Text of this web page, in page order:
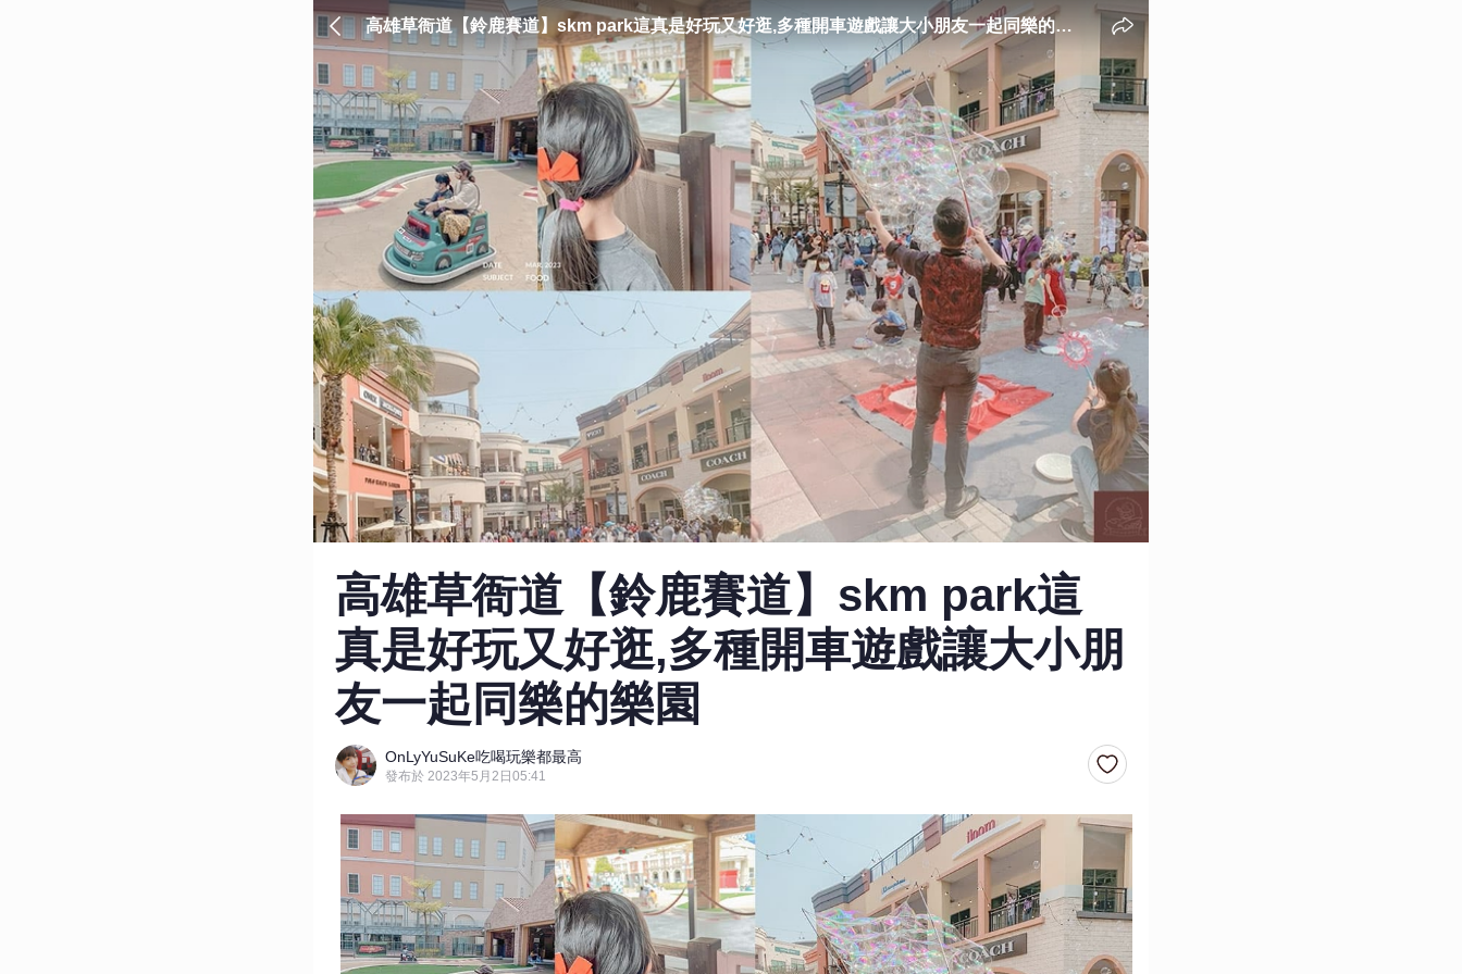
高雄草衙道【鈴鹿賽道】skm park這真是好玩又好逛,多種開車遊戲讓大小朋友一起同樂的樂
園
高雄草衙道【鈴鹿賽道】skm park這
真是好玩又好逛,多種開車遊戲讓大小朋
友一起同樂的樂園
OnLyYuSuKe吃喝玩樂都最高
發布於 2023年5月2日05:41